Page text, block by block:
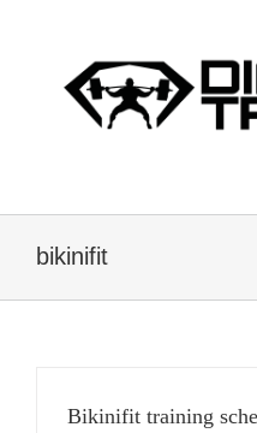
bikinifit
Bikinifit training